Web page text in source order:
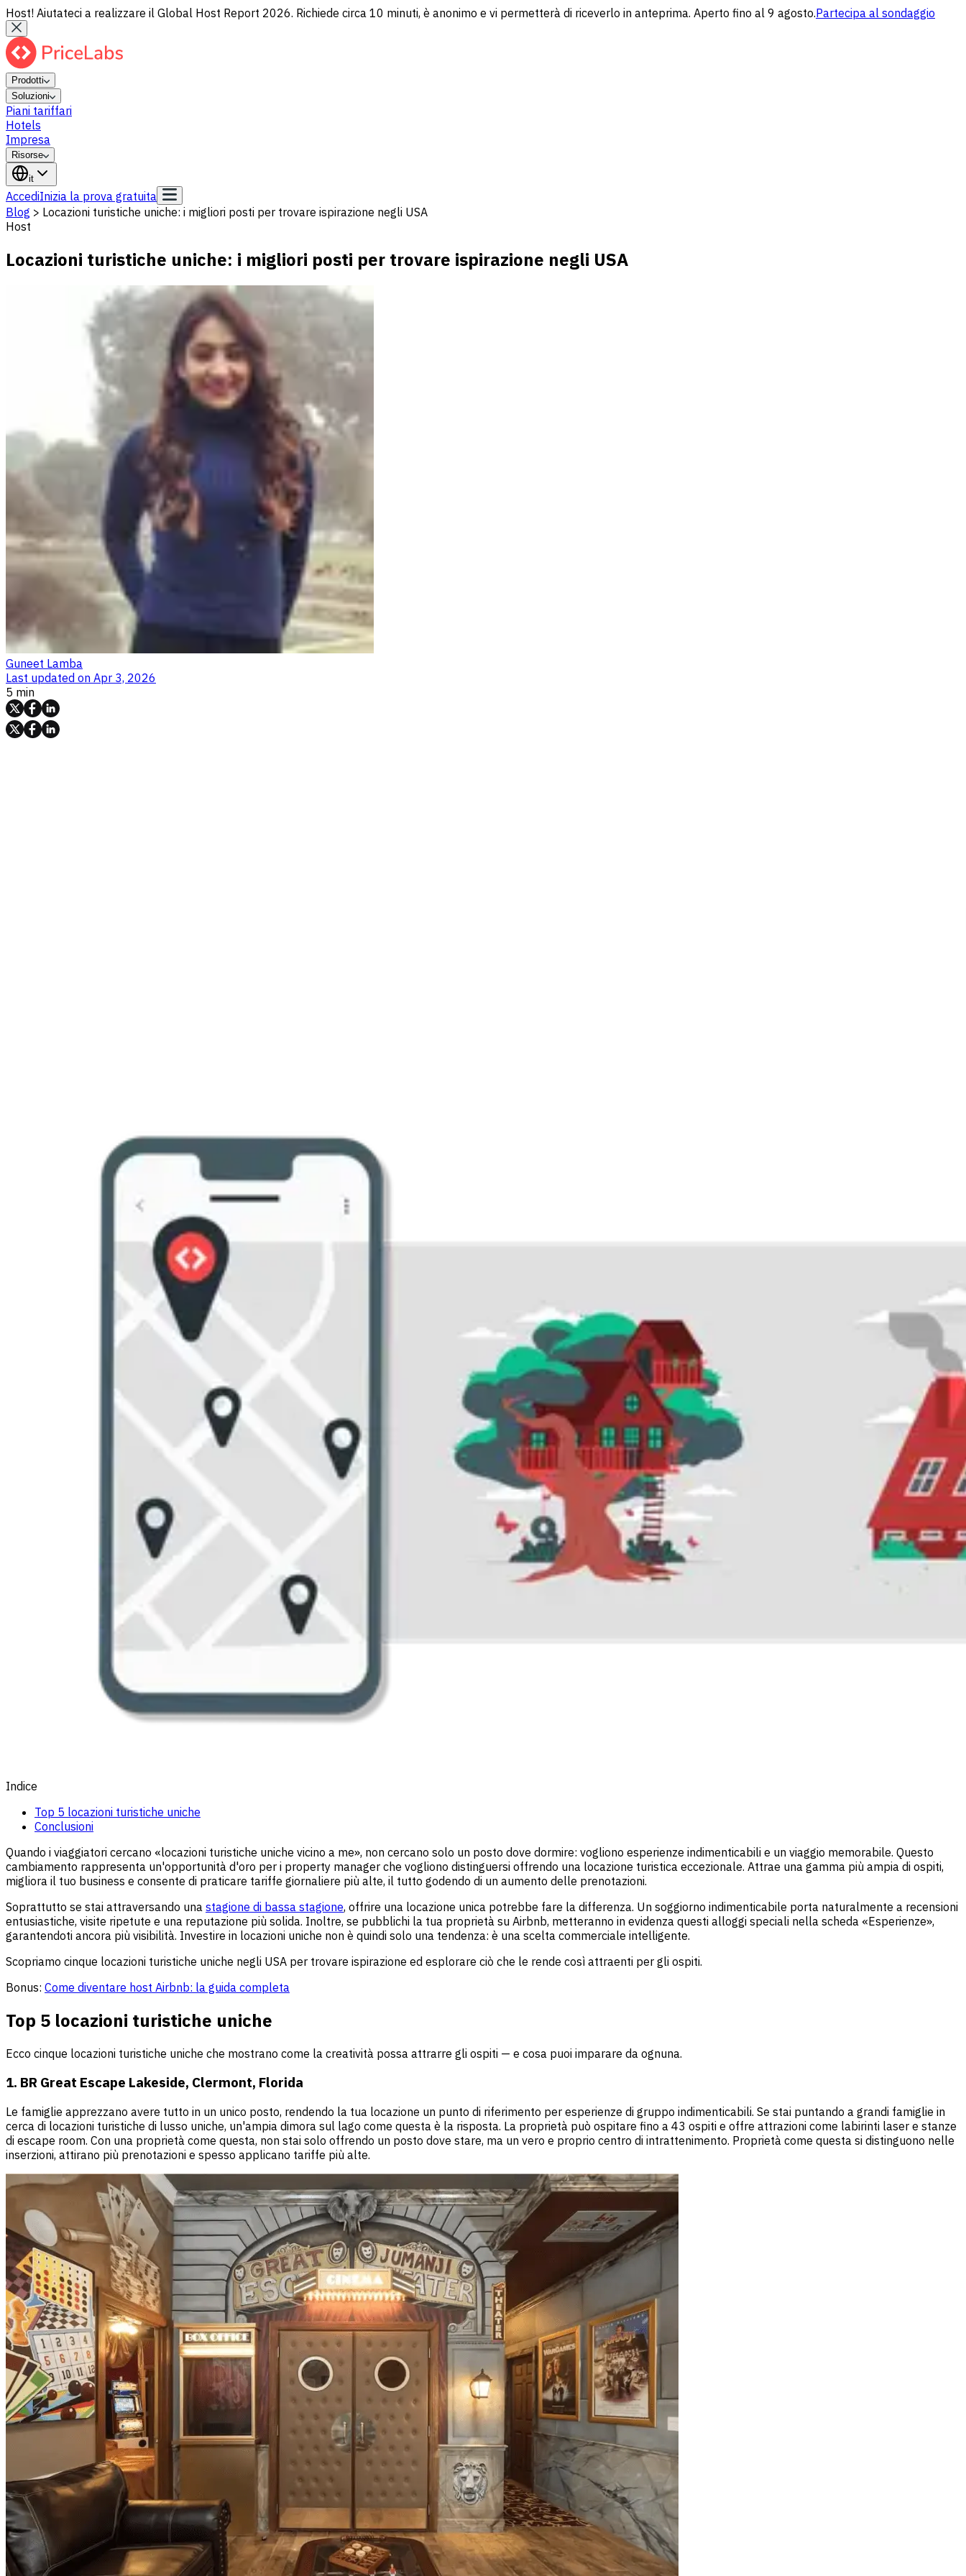
Host! Aiutateci a realizzare il Global Host Report 2026. Richiede circa 10 minuti, è anonimo e vi permetterà di riceverlo in anteprima. Aperto fino al 9 agosto.Partecipa al sondaggio
Prodotti
Soluzioni
Piani tariffari
Hotels
Impresa
Risorse
it
AccediInizia la prova gratuita
Blog > Locazioni turistiche uniche: i migliori posti per trovare ispirazione negli USA
Host
Locazioni turistiche uniche: i migliori posti per trovare ispirazione negli USA
Guneet Lamba
Last updated on Apr 3, 2026
5 min
Indice
Top 5 locazioni turistiche uniche
Conclusioni
Quando i viaggiatori cercano «locazioni turistiche uniche vicino a me», non cercano solo un posto dove dormire: vogliono esperienze indimenticabili e un viaggio memorabile. Questo
cambiamento rappresenta un'opportunità d'oro per i property manager che vogliono distinguersi offrendo una locazione turistica eccezionale. Attrae una gamma più ampia di ospiti,
migliora il tuo business e consente di praticare tariffe giornaliere più alte, il tutto godendo di un aumento delle prenotazioni.
Soprattutto se stai attraversando una stagione di bassa stagione, offrire una locazione unica potrebbe fare la differenza. Un soggiorno indimenticabile porta naturalmente a recensioni
entusiastiche, visite ripetute e una reputazione più solida. Inoltre, se pubblichi la tua proprietà su Airbnb, metteranno in evidenza questi alloggi speciali nella scheda «Esperienze»,
garantendoti ancora più visibilità. Investire in locazioni uniche non è quindi solo una tendenza: è una scelta commerciale intelligente.
Scopriamo cinque locazioni turistiche uniche negli USA per trovare ispirazione ed esplorare ciò che le rende così attraenti per gli ospiti.
Bonus: Come diventare host Airbnb: la guida completa
Top 5 locazioni turistiche uniche
Ecco cinque locazioni turistiche uniche che mostrano come la creatività possa attrarre gli ospiti — e cosa puoi imparare da ognuna.
1. BR Great Escape Lakeside, Clermont, Florida
Le famiglie apprezzano avere tutto in un unico posto, rendendo la tua locazione un punto di riferimento per esperienze di gruppo indimenticabili. Se stai puntando a grandi famiglie in
cerca di locazioni turistiche di lusso uniche, un'ampia dimora sul lago come questa è la risposta. La proprietà può ospitare fino a 43 ospiti e offre attrazioni come labirinti laser e stanze
di escape room. Con una proprietà come questa, non stai solo offrendo un posto dove stare, ma un vero e proprio centro di intrattenimento. Proprietà come questa si distinguono nelle
inserzioni, attirano più prenotazioni e spesso applicano tariffe più alte.